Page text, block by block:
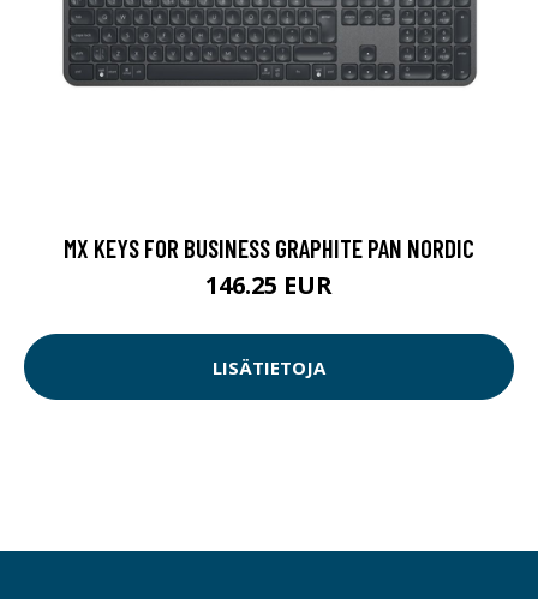
MX KEYS FOR BUSINESS GRAPHITE PAN NORDIC
146.25 EUR
LISÄTIETOJA